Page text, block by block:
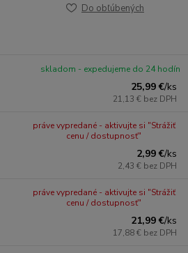
Do obľúbených
25,99 €/ks
21,13 € bez DPH
skladom - expedujeme do 24 hodín
2,99 €/ks
2,43 € bez DPH
práve vypredané - aktivujte si "Strážiť
cenu / dostupnosť"
21,99 €/ks
17,88 € bez DPH
práve vypredané - aktivujte si "Strážiť
cenu / dostupnosť"